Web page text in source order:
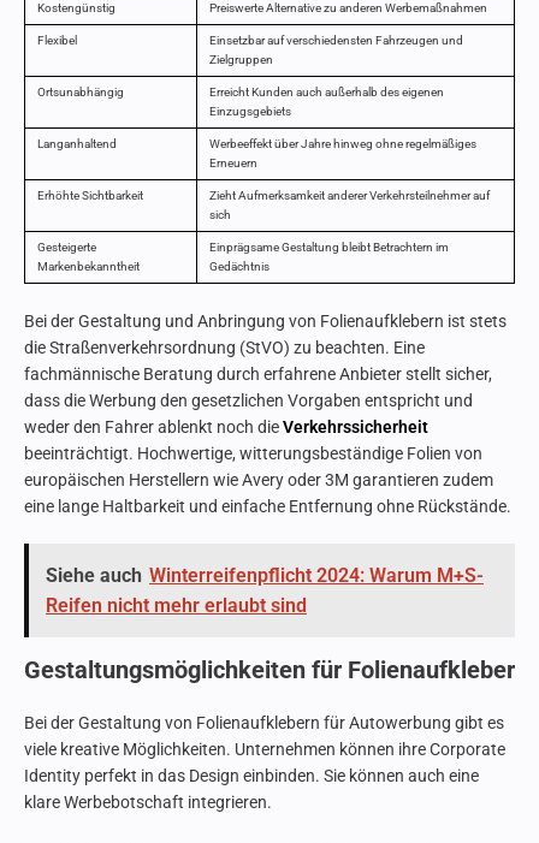
Kostengünstig Preiswerte Alternative zu anderen Werbemaßnahmen
Flexibel
Einsetzbar auf verschiedensten Fahrzeugen und
Zielgruppen
Ortsunabhängig
Erreicht Kunden auch außerhalb des eigenen
Einzugsgebiets
Langanhaltend
Werbeeffekt über Jahre hinweg ohne regelmäßiges
Erneuern
Erhöhte Sichtbarkeit
Zieht Aufmerksamkeit anderer Verkehrsteilnehmer auf
sich
Gesteigerte
Markenbekanntheit
Einprägsame Gestaltung bleibt Betrachtern im
Gedächtnis
Bei der Gestaltung und Anbringung von Folienaufklebern ist stets
die Straßenverkehrsordnung (StVO) zu beachten. Eine
fachmännische Beratung durch erfahrene Anbieter stellt sicher,
dass die Werbung den gesetzlichen Vorgaben entspricht und
weder den Fahrer ablenkt noch dieVerkehrssicherheit
beeinträchtigt. Hochwertige, witterungsbeständige Folien von
europäischen Herstellern wie Avery oder 3M garantieren zudem
eine lange Haltbarkeit und einfache Entfernung ohne Rückstände.
Siehe auch Winterreifenpflicht 2024: Warum M+S-
Reifen nicht mehr erlaubt sind
Gestaltungsmöglichkeiten für Folienaufkleber
Bei der Gestaltung von Folienaufklebern für Autowerbung gibt es
viele kreative Möglichkeiten. Unternehmen können ihre Corporate
Identity perfekt in das Design einbinden. Sie können auch eine
klare Werbebotschaft integrieren.